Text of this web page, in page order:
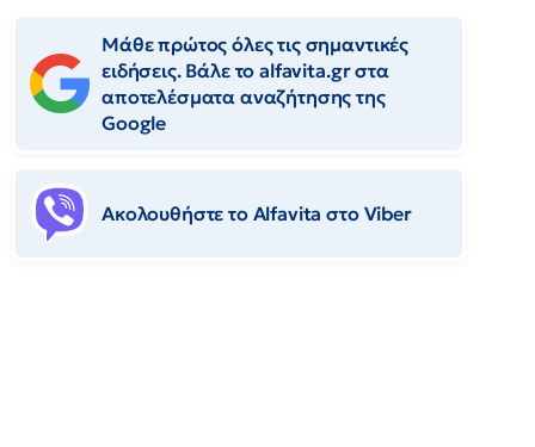
Μάθε πρώτος όλες τις σημαντικές
ειδήσεις. Βάλε το alfavita.gr στα
αποτελέσματα αναζήτησης της
Google
Ακολουθήστε το Αlfavita στο Viber